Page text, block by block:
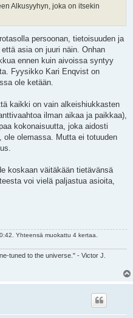
Alkusyyhyn, joka on itsekin
persoonan, tietoisuuden ja
asia on juuri näin. Onhan
ennen kuin aivoissa syntyy
Fyysikko Kari Enqvist on
ole ketään.
kaikki on vain alkeishiukkasten
ilman aikaa ja paikkaa),
kokonaisuutta, joka aidosti
olemassa. Mutta ei totuuden
koskaan väitäkään tietävänsä
voi vielä paljastua asioita,
Yhteensä muokattu 4 kertaa.
tuned to the universe." - Victor J.